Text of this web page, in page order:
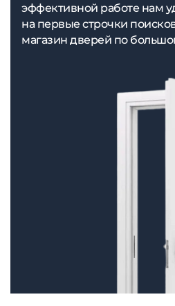
эффективной работе нам
на первые строчки
магазин дверей по